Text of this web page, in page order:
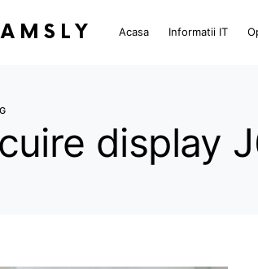
Acasa Informatii IT
display